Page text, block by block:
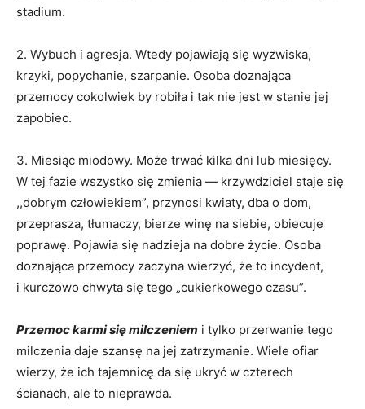
stadium.
2. Wybuch i agresja. Wtedy pojawiają się wyzwiska,
krzyki, popychanie, szarpanie. Osoba doznająca
przemocy cokolwiek by robiła i tak nie jest w stanie jej
zapobiec.
3. Miesiąc miodowy. Może trwać kilka dni lub miesięcy.
W tej fazie wszystko się zmienia — krzywdziciel staje się
,,dobrym człowiekiem”, przynosi kwiaty, dba o dom,
przeprasza, tłumaczy, bierze winę na siebie, obiecuje
poprawę. Pojawia się nadzieja na dobre życie. Osoba
doznająca przemocy zaczyna wierzyć, że to incydent,
i kurczowo chwyta się tego „cukierkowego czasu”.
Przemoc karmi się milczeniem i tylko przerwanie tego
milczenia daje szansę na jej zatrzymanie. Wiele ofiar
wierzy, że ich tajemnicę da się ukryć w czterech
ścianach, ale to nieprawda.